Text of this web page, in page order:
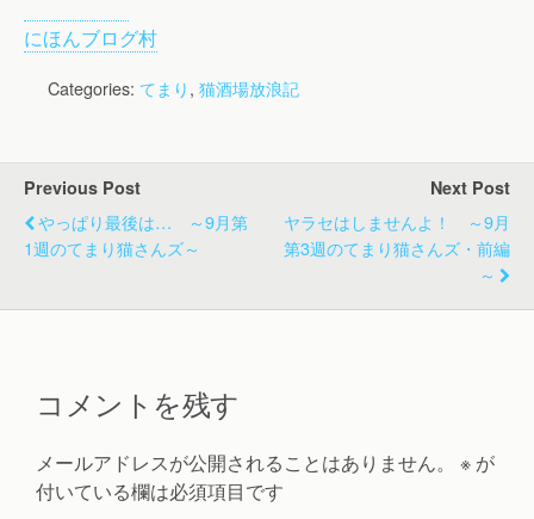
にほんブログ村
Categories: てまり, 猫酒場放浪記
Previous Post
やっぱり最後は… ～9月第
1週のてまり猫さんズ～
Next Post
ヤラセはしませんよ！ ～9月
第3週のてまり猫さんズ・前編
～
コメントを残す
メールアドレスが公開されることはありません。 ※ が
付いている欄は必須項目です